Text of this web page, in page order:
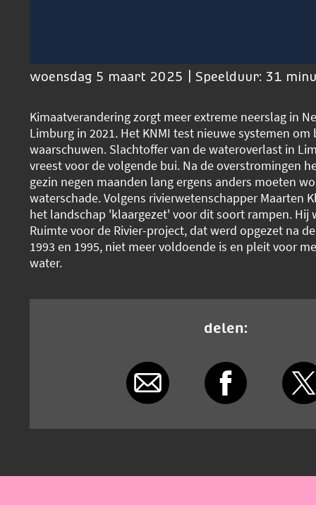
woensdag 5 maart 2025 | Speelduur: 31
Kimaatverandering zorgt meer extreme neerslag in
Limburg in 2021. Het KNMI test nieuwe systemen
waarschuwen. Slachtoffer van de wateroverlast in
vreest voor de volgende bui. Na de overstromingen
gezin negen maanden lang ergens anders moeten
waterschade. Volgens rivierwetenschapper Maarten
het landschap 'klaargezet' voor dit soort rampen. Hij
Ruimte voor de Rivier-project, dat werd opgezet na
1993 en 1995, niet meer voldoende is en pleit voor
water.
delen: